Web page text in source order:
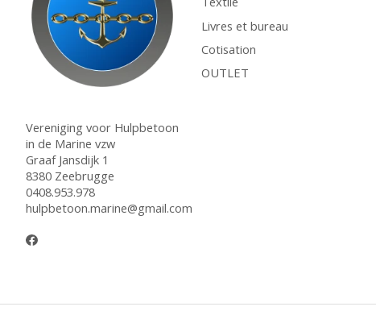
Vereniging voor Hulpbetoon
in de Marine vzw
Graaf Jansdijk 1
8380 Zeebrugge
0408.953.978
hulpbetoon.marine@gmail.com
Livres et bureau
Cotisation
OUTLET